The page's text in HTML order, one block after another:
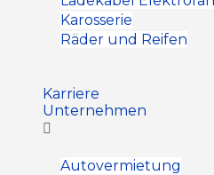
Karosserie
Räder und Reifen
Karriere
Unternehmen
Autovermietung